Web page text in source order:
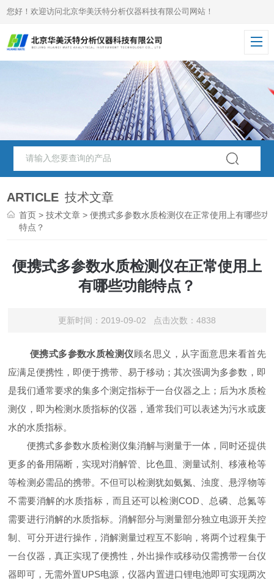
您好！欢迎访问北京华美沃特分析仪器科技有限公司网站！
ARTICLE 技术文章
首页 >技术文章 > 便携式多参数水质检测仪在正常使用上有哪些功
特点？
便携式多参数水质检测仪在正常使用上
有哪些功能特点？
更新时间：2019-09-02 点击次数：4838
便携式多参数水质检测仪顾名思义，从字面意思来看首先
应满足便携性，即便于携带、易于移动；其次强调为多参数，即
是我们通常要求的集多个测定指标于一台仪器之上；后为水质检
测仪，即为检测水质指标的仪器，通常我们可以表述为污水或废
水的水质指标。
便携式多参数水质检测仪集消解与测量于一体，同时还提供
更多的备用隔断，实现对消解管、比色皿、测量试剂、移液枪等
等检测必需品的携带。不但可以检测犹如氨氮、浊度、悬浮物等
不需要消解的水质指标，而且还可以检测COD、总磷、总氮等
需要进行消解的水质指标。消解部分与测量部分独立电源开关控
制、可分开进行操作，消解测量过程互不影响，将两个过程集于
一台仪器，真正实现了便携性，外出操作或移动仅需携带一台仪
器即可，无需外置UPS电源，仪器内置进口锂电池即可实现两次